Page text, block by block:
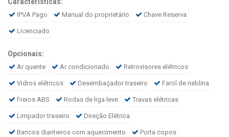
IPVA Pago Manual do proprietário Chave Reserva
Licenciado
Opcionais:
Ar quente Ar condicionado Retrovisores elétricos
Vidros elétricos Desembaçador traseiro Farol de neblina
Freios ABS Rodas de liga leve Travas elétricas
Limpador traseiro Direção Elétrica
Bancos dianteiros com aquecimento Porta copos